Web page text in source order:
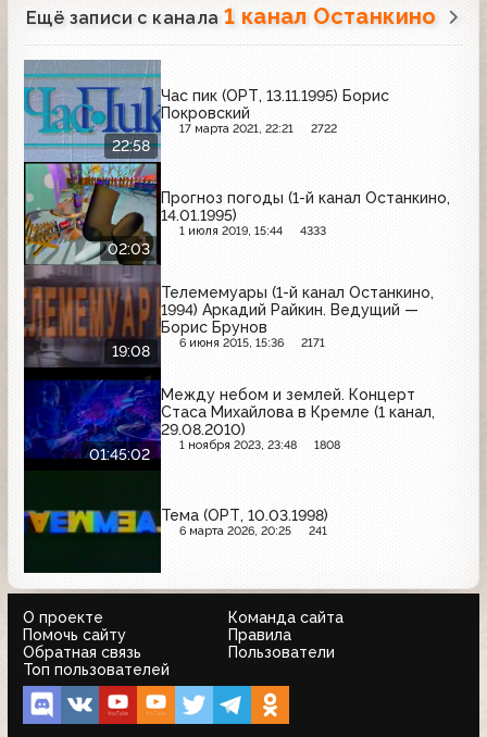
Ещё записи с канала 1 канал Останкино
22:58
Час пик (ОРТ, 13.11.1995) Борис
Покровский
17 марта 2021, 22:21 2722
02:03
Прогноз погоды (1-й канал Останкино,
14.01.1995)
1 июля 2019, 15:44 4333
19:08
Телемемуары (1-й канал Останкино,
1994) Аркадий Райкин. Ведущий —
Борис Брунов
6 июня 2015, 15:36 2171
01:45:02
Между небом и землей. Концерт
Стаса Михайлова в Кремле (1 канал,
29.08.2010)
1 ноября 2023, 23:48 1808
Тема (ОРТ, 10.03.1998)
6 марта 2026, 20:25 241
О проекте
Команда сайта
Помочь сайту
Правила
Обратная связь
Пользователи
Топ пользователей